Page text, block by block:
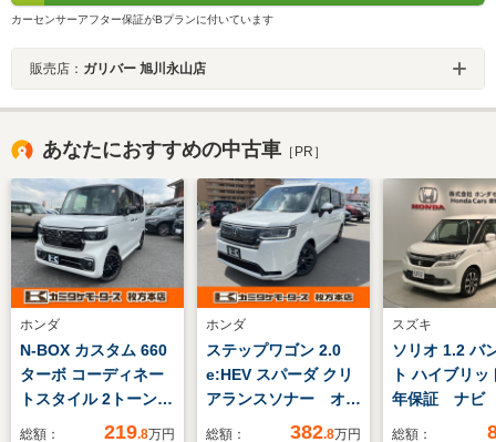
カーセンサーアフター保証がBプランに付いています
販売店： ガリバー 旭川永山店
あなたにおすすめの中古車 ［PR］
ホンダ
N-BOX カスタム 660
ターボ コーディネー
トスタイル 2トーン
バックカメラ 両側電
総額： 219.8万円
ホンダ
ステップワゴン 2.0
e:HEV スパーダ クリ
アランスソナー オー
トクルーズコントロー
総額： 382.8万円
スズキ
ソリオ 1.2 バ
ト ハイブリッ
年保証 ナ
Rカメラ BT
総額：